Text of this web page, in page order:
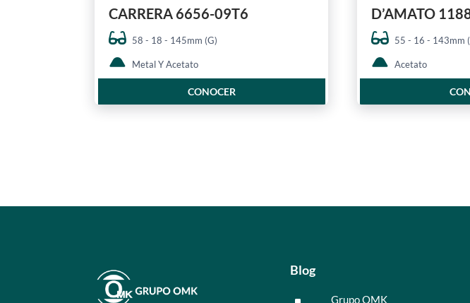
CARRERA 6656-09T6
58 - 18 - 145mm (G)
Metal Y Acetato
CONOCER
D’AMATO
55 - 16 - 143mm
Acetato
Blog
Grupo OMK